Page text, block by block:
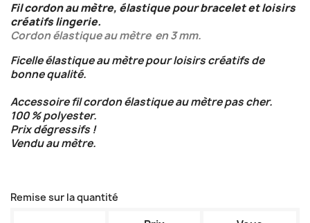
Fil cordon au mètre, élastique pour bracelet et loisirs
créatifs lingerie.
Cordon élastique au mètre en 3 mm.
Ficelle élastique au mètre pour loisirs créatifs de
bonne qualité.
Accessoire fil cordon élastique au mètre pas cher.
100 % polyester.
Prix dégressifs !
Vendu au mètre.
Remise sur la quantité